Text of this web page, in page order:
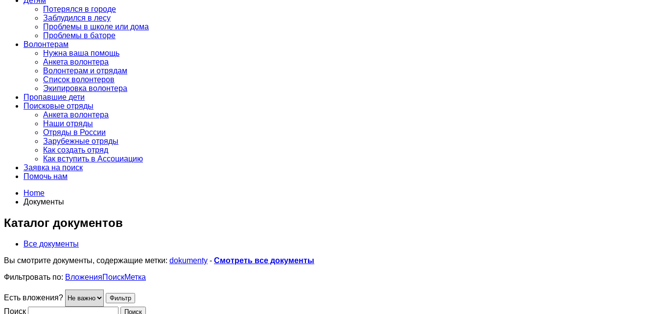
Потерялся в городе
Заблудился в лесу
Проблемы в школе или дома
Проблемы в баторе
Волонтерам
Нужна ваша помощь
Анкета волонтера
Волонтерам и отрядам
Список волонтеров
Экипировка волонтера
Пропавшие дети
Поисковые отряды
Анкета волонтера
Наши отряды
Отряды в России
Зарубежные отряды
Как создать отряд
Как вступить в Ассоциацию
Заявка на поиск
Помочь нам
Home
Документы
Каталог документов
Все документы
Вы смотрите документы, содержащие метки: dokumenty - Смотреть все документы
Фильтровать по: ВложенияПоискМетка
Есть вложения?
Поиск